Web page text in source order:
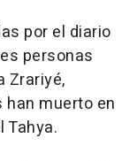
por el diario
personas
Zrariyé,
muerto en
Tahya.